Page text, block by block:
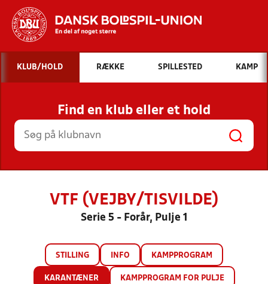
Hvad vil du søge efter?
INDHOLD OG NYHEDER
STILLINGER, RESULTATER, KLUBBER OG
HOLD
KLUB/HOLD RÆKKE SPILLESTED KAMP
Find en klub eller et hold
VTF (VEJBY/TISVILDE)
Serie 5 - Forår, Pulje 1
STILLING INFO KAMPPROGRAM
KARANTÆNER KAMPPROGRAM FOR PULJE